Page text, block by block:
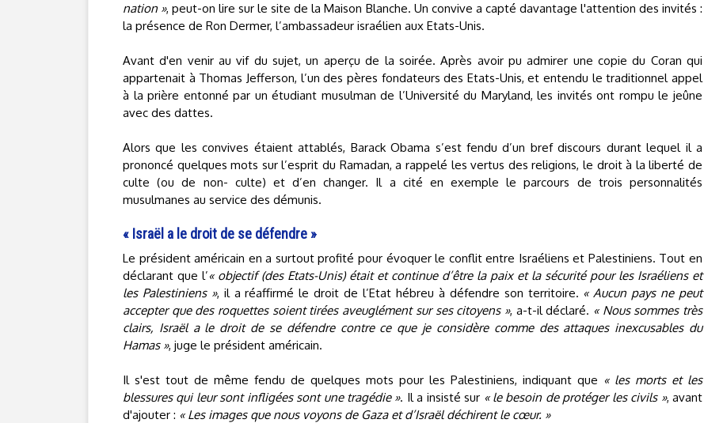
nation », peut-on lire sur le site de la Maison Blanche. Un convive a capté davantage l'attention des invités :
la présence de Ron Dermer, l’ambassadeur israélien aux Etats-Unis.
Avant d'en venir au vif du sujet, un aperçu de la soirée. Après avoir pu admirer une copie du Coran qui
appartenait à Thomas Jefferson, l’un des pères fondateurs des Etats-Unis, et entendu le traditionnel appel
à la prière entonné par un étudiant musulman de l’Université du Maryland, les invités ont rompu le jeûne
avec des dattes.
Alors que les convives étaient attablés, Barack Obama s’est fendu d’un bref discours durant lequel il a
prononcé quelques mots sur l’esprit du Ramadan, a rappelé les vertus des religions, le droit à la liberté de
culte (ou de non- culte) et d’en changer. Il a cité en exemple le parcours de trois personnalités
musulmanes au service des démunis.
« Israël a le droit de se défendre »
Le président américain en a surtout profité pour évoquer le conflit entre Israéliens et Palestiniens. Tout en
déclarant que l’« objectif (des Etats-Unis) était et continue d’être la paix et la sécurité pour les Israéliens et
les Palestiniens », il a réaffirmé le droit de l’Etat hébreu à défendre son territoire. « Aucun pays ne peut
accepter que des roquettes soient tirées aveuglément sur ses citoyens », a-t-il déclaré. « Nous sommes très
clairs, Israël a le droit de se défendre contre ce que je considère comme des attaques inexcusables du
Hamas », juge le président américain.
Il s'est tout de même fendu de quelques mots pour les Palestiniens, indiquant que « les morts et les
blessures qui leur sont infligées sont une tragédie ». Il a insisté sur « le besoin de protéger les civils », avant
d'ajouter : « Les images que nous voyons de Gaza et d’Israël déchirent le cœur. »